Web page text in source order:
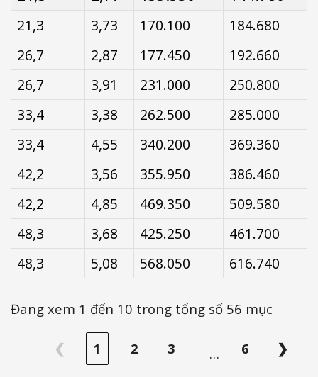
21,3 3,73 170.100
184.680
26,7
2,87 177.450
192.660
26,7
3,91 231.000
250.800
33,4
3,38 262.500
285.000
33,4
4,55 340.200
369.360
42,2
3,56 355.950
386.460
42,2
4,85 469.350
509.580
48,3
3,68 425.250
461.700
48,3
5,08 568.050 616.740
Đang xem 1 đến 10 trong tổng số 56 mục
❮ 1 2 3 … 6 ❯